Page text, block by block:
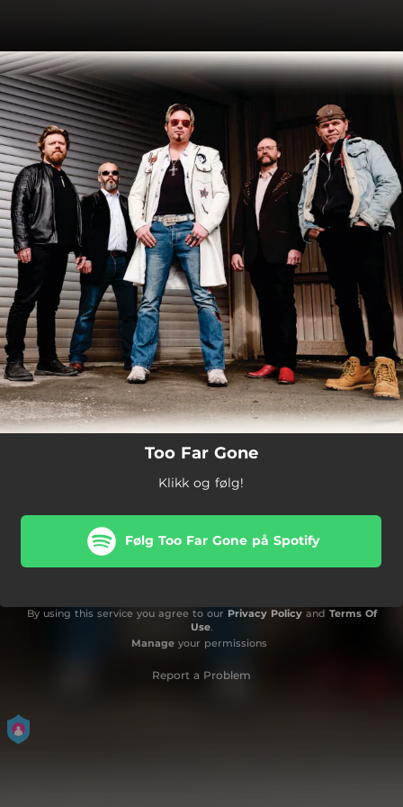
Too Far Gone
Klikk og følg!
Følg Too Far Gone på Spotify
By using this service you agree to our Privacy Policyand Terms Of
Use.
Manageyour permissions
Report a Problem